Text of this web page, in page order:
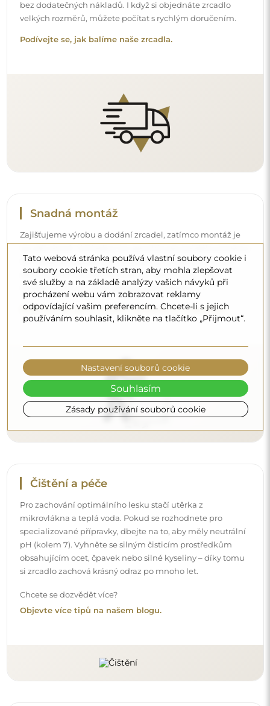
nenabízíme standardní montážní příslušenství. To vám
dává volnost vybrat si hmoždinky nebo háčky, které
nejlépe vyhovují vašim stěnám a potřebám.
Čištění a péče
mikrovlákna a teplá voda. Pokud se rozhodnete pro
specializované přípravky, dbejte na to, aby měly neutrální
pH (kolem 7). Vyhněte se silným čisticím prostředkům
obsahujícím ocet, čpavek nebo silné kyseliny – díky tomu
si zrcadlo zachová krásný odraz po mnoho let.
Nabízíme službu doručení až domů, díky které
převezmete zásilku přímo u svých dveří. Za příplatek 40€
nabízíme takéslužbu vnesení dovnitř, která umožňuje
doručit zásilku přímo do vašeho domu (pro rozměry do
80×120 cm nebo průměr 100 cm). U větších produktů
může být potřeba menší pomoc, např. otevření dveří.
Pokud tuto službu nezvolíte a nezaplatíte při objednávce,
Tato webová stránka používá vlastní soubory cookie i
soubory cookie třetích stran, aby mohla zlepšovat
své služby a na základě analýzy vašich návyků při
procházení webu vám zobrazovat reklamy
odpovídající vašim preferencím. Chcete-li s jejich
používáním souhlasit, klikněte na tlačítko „Přijmout“.
Zásady používání souborů cookie
Nastavení souborů cookie
Souhlasím